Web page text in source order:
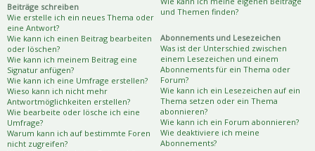
Beiträge schreiben
Wie erstelle ich ein neues Thema oder
eine Antwort?
Wie kann ich einen Beitrag bearbeiten
oder löschen?
Wie kann ich meinem Beitrag eine
Signatur anfügen?
Wie kann ich eine Umfrage erstellen?
Wieso kann ich nicht mehr
Antwortmöglichkeiten erstellen?
Wie bearbeite oder lösche ich eine
Umfrage?
Warum kann ich auf bestimmte Foren
nicht zugreifen?
und Themen finden?
Abonnements und Lesezeichen
Was ist der Unterschied zwischen
einem Lesezeichen und einem
Abonnements für ein Thema oder
Forum?
Wie kann ich ein Lesezeichen auf ein
Thema setzen oder ein Thema
abonnieren?
Wie kann ich ein Forum abonnieren?
Wie deaktiviere ich meine
Abonnements?